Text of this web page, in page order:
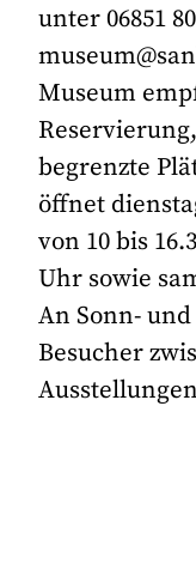
unter 06851
Museum
begrenzte
öffnet
von 10 bis
Uhr sowie
An Sonn-
Besucher